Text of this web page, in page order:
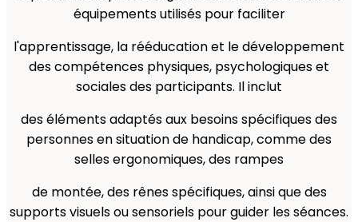
équipements utilisés pour faciliter
l'apprentissage, la rééducation et le développement
des compétences physiques, psychologiques et
sociales des participants. Il inclut
des éléments adaptés aux besoins spécifiques des
personnes en situation de handicap, comme des
selles ergonomiques, des rampes
de montée, des rênes spécifiques, ainsi que des
supports visuels ou sensoriels pour guider les séances.